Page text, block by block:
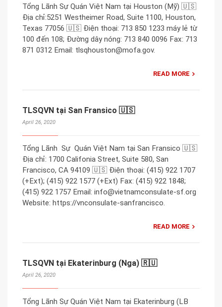
Tổng Lãnh Sự Quán Việt Nam tại Houston (Mỹ) 🇺🇸
Địa chỉ:5251 Westheimer Road, Suite 1100, Houston,
Texas 77056 🇺🇸 Điện thoại: 713 850 1233 máy lẻ từ
100 đến 108; Đường dây nóng: 713 840 0096 Fax: 713
871 0312 Email: tlsqhouston@mofa.gov.
READ MORE
TLSQVN tại San Fransico 🇺🇸
April 26, 2020
Tổng Lãnh Sự Quán Việt Nam tại San Fransico 🇺🇸
Địa chỉ: 1700 Califonia Street, Suite 580, San
Francisco, CA 94109 🇺🇸 Điện thoại: (415) 922 1707
(+Ext); (415) 922 1577 (+Ext) Fax: (415) 922 1848;
(415) 922 1757 Email: info@vietnamconsulate-sf.org
Website: https://vnconsulate-sanfrancisco.
READ MORE
TLSQVN tại Ekaterinburg (Nga) 🇷🇺
April 26, 2020
Tổng Lãnh Sự Quán Việt Nam tại Ekaterinburg (LB